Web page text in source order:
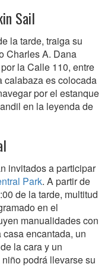
Sail
la tarde, traiga su
Charles A. Dana
la Calle 110, entre
calabaza es colocada
por el estanque
en la leyenda de
invitados a participar
Park. A partir de
de la tarde, multitud
en el
manualidades con
encantada, un
la cara y un
podrá llevarse su